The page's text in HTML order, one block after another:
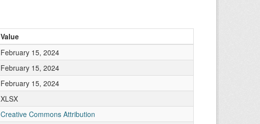
Value
February 15, 2024
February 15, 2024
February 15, 2024
XLSX
Creative Commons Attribution